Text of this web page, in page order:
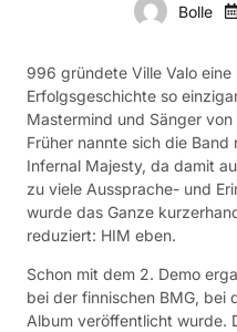
Bolle
996 gründete Ville Valo eine
Erfolgsgeschichte so
Mastermind und Sänger von
Früher nannte sich die Band
Infernal Majesty, da damit
zu viele Aussprache- und
wurde das Ganze
reduziert: HIM eben.
Schon mit dem 2. Demo
bei der finnischen BMG, bei
Album veröffentlicht wurde.